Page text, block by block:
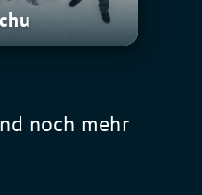
noch mehr